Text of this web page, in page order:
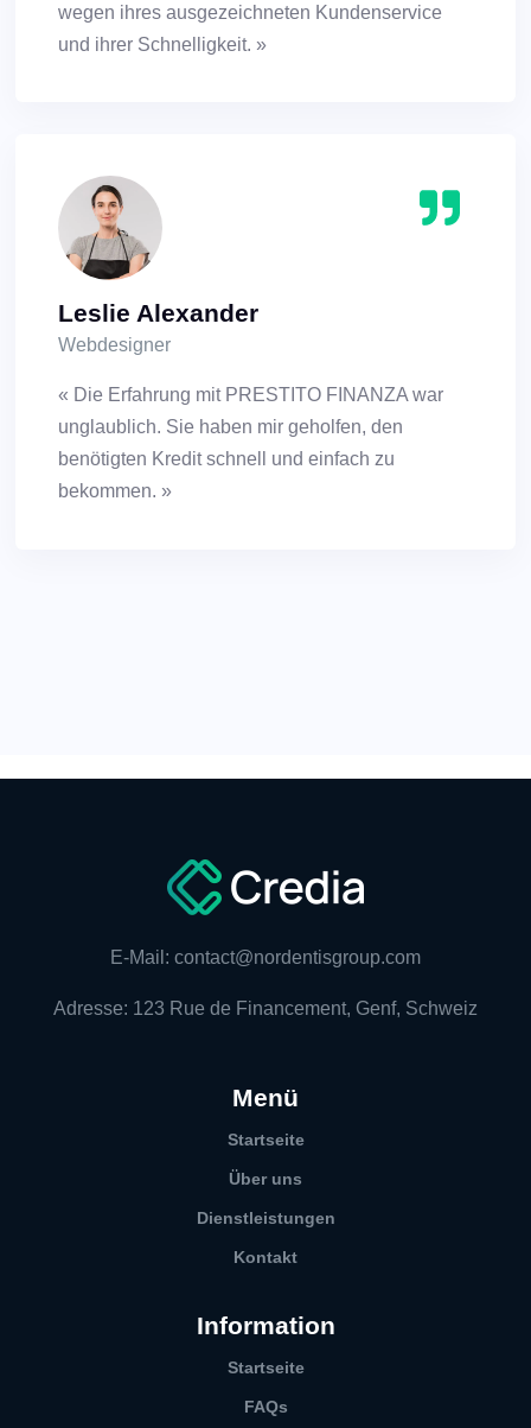
wegen ihres ausgezeichneten Kundenservice
und ihrer Schnelligkeit. »
Leslie Alexander
Webdesigner
« Die Erfahrung mit PRESTITO FINANZA war
unglaublich. Sie haben mir geholfen, den
benötigten Kredit schnell und einfach zu
bekommen. »
E-Mail: contact@nordentisgroup.com
Adresse: 123 Rue de Financement, Genf, Schweiz
Menü
Startseite
Über uns
Dienstleistungen
Kontakt
Information
Startseite
FAQs